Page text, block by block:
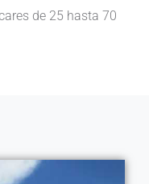
de 25 hasta 70